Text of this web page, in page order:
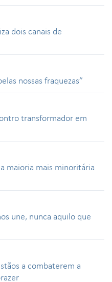
dois canais de
nossas fraquezas”
transformador em
maioria mais minoritária
une, nunca aquilo que
a combaterem a